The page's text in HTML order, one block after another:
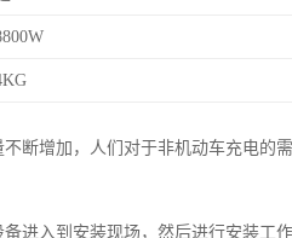
不断增加，人们对于非机动车充电的
进入到安装现场，然后进行安装工